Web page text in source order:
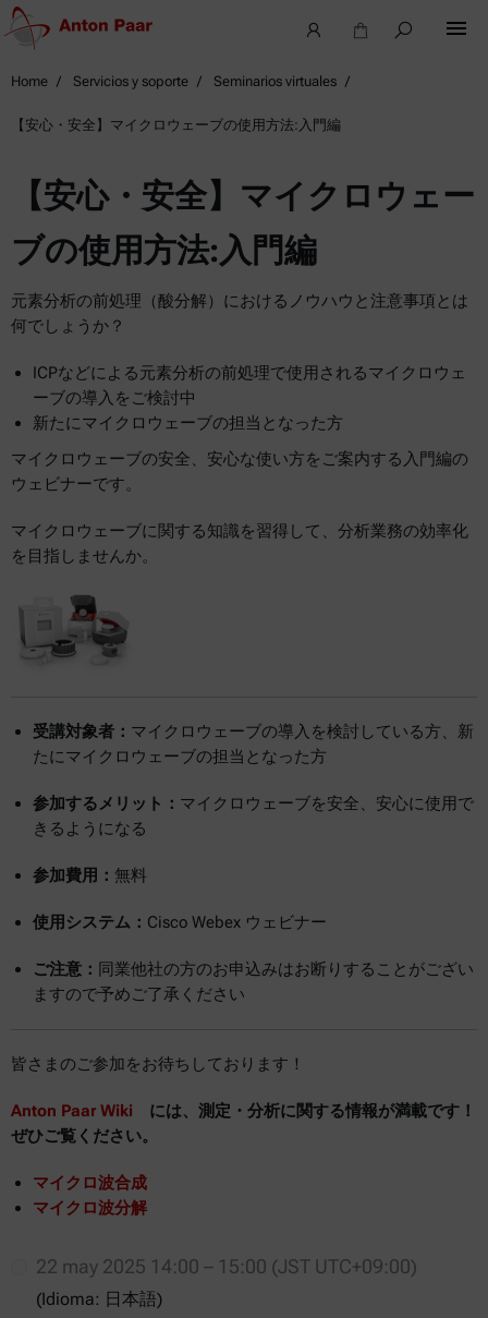
Home Servicios y soporte Seminarios virtuales
【安心・安全】マイクロウェーブの使用方法:入門編
【安心・安全】マイクロウェー
ブの使用方法:入門編
元素分析の前処理（酸分解）におけるノウハウと注意事項とは
何でしょうか？
ICPなどによる元素分析の前処理で使用されるマイクロウェ
ーブの導入をご検討中
新たにマイクロウェーブの担当となった方
マイクロウェーブの安全、安心な使い方をご案内する入門編の
ウェビナーです。
マイクロウェーブに関する知識を習得して、分析業務の効率化
を目指しませんか。
受講対象者： マイクロウェーブの導入を検討している方、新
たにマイクロウェーブの担当となった方
参加するメリット： マイクロウェーブを安全、安心に使用で
きるようになる
参加費用： 無料
使用システム： Cisco Webex ウェビナー
ご注意： 同業他社の方のお申込みはお断りすることがござい
ますので予めご了承ください
皆さまのご参加をお待ちしております！
Anton Paar Wiki には、測定・分析に関する情報が満載です！
ぜひご覧ください。
マイクロ波合成
マイクロ波分解
22 may 2025 14:00 – 15:00 (JST UTC+09:00)
(Idioma: 日本語)